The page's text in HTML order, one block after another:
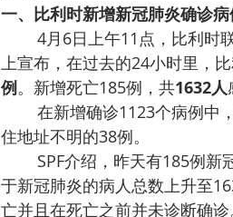
一、 比利时新增新冠肺炎确诊
上宣布，在过去的24小时里，
例。新增死亡185例，共1632人
住地址不明的38例。
于新冠肺炎的病人总数上升至
亡并且在死亡之前并未诊断确诊